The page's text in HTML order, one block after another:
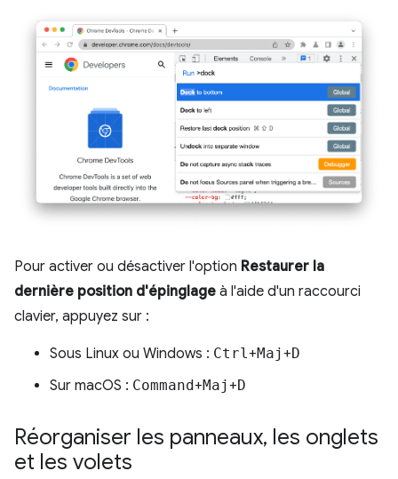
Pour activer ou désactiver l'option Restaurer la
dernière position d'épinglage à l'aide d'un raccourci
clavier, appuyez sur :
Sous Linux ou Windows : Ctrl+Maj+D
Sur macOS : Command+Maj+D
Réorganiser les panneaux, les onglets
et les volets